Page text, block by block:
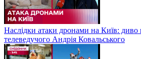
Наслідки атаки дронами на Київ: диво
телеведучого Андрія Ковальського